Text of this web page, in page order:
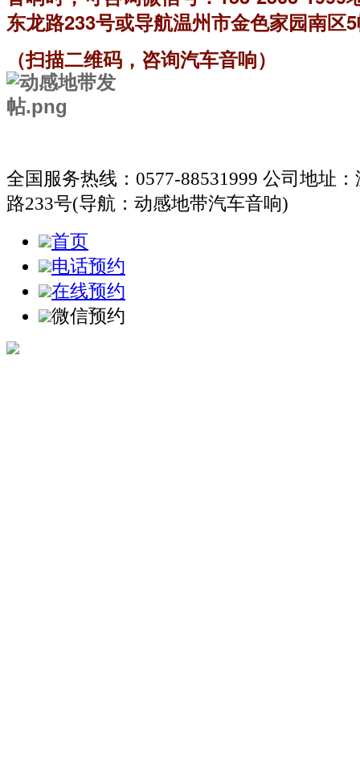
东龙路233号或导航温州市金色家园南区
（扫描二维码，咨询汽车音响）
全国服务热线：0577-88531999 公司地址
路233号(导航：动感地带汽车音响)
首页
电话预约
在线预约
微信预约